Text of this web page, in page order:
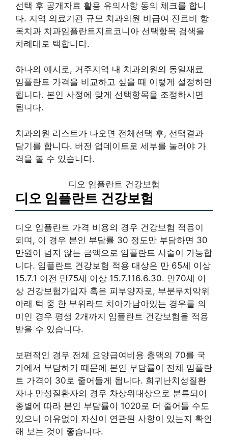
선택 후 공개자료 활용 유의사항 동의 체크를 합니
다. 지역 의료기관 규모 치과의원 비급여 진료비 항
목치과 치과임플란트지르코니아 선택항목 검색을
차례대로 택합니다.
하나의 예시로, 거주지역 내 치과의원의 동일재료
임플란트 가격을 비교하고 싶을 때 이렇게 설정하면
됩니다. 본인 사정에 맞게 선택항목을 조정하시면
됩니다.
치과의원 리스트가 나오면 전체선택 후, 선택결과
담기를 합니다. 버전 업데이트로 세부를 눌러야 가
격을 볼 수 있습니다.
디오 임플란트 건강보험
디오 임플란트 건강보험
디오 임플란트 가격 비용의 경우 건강보험 적용이
되며, 이 경우 본인 부담률 30 정도만 부담하면 30
만원이 넘지 않는 금액으로 임플란트 시술이 가능합
니다. 임플란트 건강보험 적용 대상은 만 65세 이상
15.7.1 이전 만75세 이상 15.7.116.6.30. 만70세 이
상 건강보험가입자 혹은 피부양자로, 부분무치악위
아래 턱 중 한 부위라도 치아가남아있는 경우를 의
미인 경우 평생 2개까지 임플란트 건강보험을 적용
받을 수 있습니다.
보편적인 경우 전체 요양급여비용 총액의 70를 국
가에서 부담하기 때문에 본인 부담률이 전체 임플란
트 가격이 30로 줄어들게 됩니다. 희귀난치성질환
자나 만성질환자의 경우 차상위대상으로 분류되어
종별에 따라 본인 부담률이 1020로 더 줄어들 수도
있으니 이유없이 자신이 연관된 사항이 있는지 확인
해 보는 것이 좋습니다.